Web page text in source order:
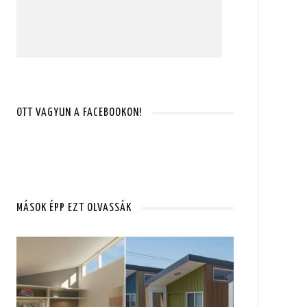
OTT VAGYUN A FACEBOOKON!
MÁSOK ÉPP EZT OLVASSÁK